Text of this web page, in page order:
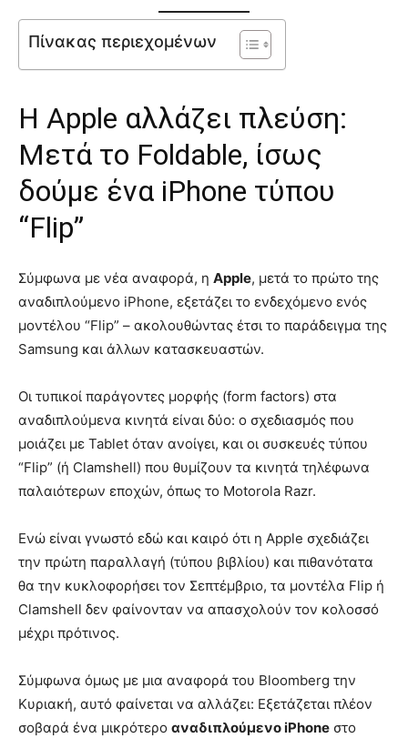
Πίνακας περιεχομένων
Η Apple αλλάζει πλεύση:
Μετά το Foldable, ίσως
δούμε ένα iPhone τύπου
“Flip”
Σύμφωνα με νέα αναφορά, η Apple, μετά το πρώτο της
αναδιπλούμενο iPhone, εξετάζει το ενδεχόμενο ενός
μοντέλου “Flip” – ακολουθώντας έτσι το παράδειγμα της
Samsung και άλλων κατασκευαστών.
Οι τυπικοί παράγοντες μορφής (form factors) στα
αναδιπλούμενα κινητά είναι δύο: ο σχεδιασμός που
μοιάζει με Tablet όταν ανοίγει, και οι συσκευές τύπου
“Flip” (ή Clamshell) που θυμίζουν τα κινητά τηλέφωνα
παλαιότερων εποχών, όπως το Motorola Razr.
Ενώ είναι γνωστό εδώ και καιρό ότι η Apple σχεδιάζει
την πρώτη παραλλαγή (τύπου βιβλίου) και πιθανότατα
θα την κυκλοφορήσει τον Σεπτέμβριο, τα μοντέλα Flip ή
Clamshell δεν φαίνονταν να απασχολούν τον κολοσσό
μέχρι πρότινος.
Σύμφωνα όμως με μια αναφορά του Bloomberg την
Κυριακή, αυτό φαίνεται να αλλάζει: Εξετάζεται πλέον
σοβαρά ένα μικρότερο αναδιπλούμενο iPhone στο